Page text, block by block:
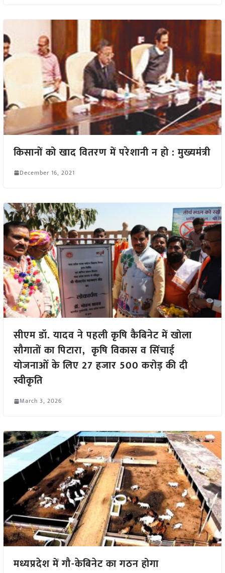
किसानों को खाद वितरण में परेशानी न हो : मुख्यमंत्री
December 16, 2021
सीएम डॉ. यादव ने पहली कृषि कैबिनेट में खोला
सौगातों का पिटारा, कृषि विकास व सिंचाई
योजनाओं के लिए 27 हजार 500 करोड़ की दी
स्वीकृति
March 3, 2026
मध्यप्रदेश में गौ-केबिनेट का गठन होगा